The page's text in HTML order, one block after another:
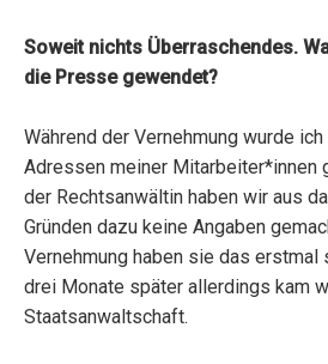
Soweit nichts Überraschendes.
die Presse gewendet?
Während der Vernehmung wurde ich
Adressen meiner Mitarbeiter*innen
der Rechtsanwältin haben wir aus
Gründen dazu keine Angaben
Vernehmung haben sie das
drei Monate später allerdings kam
Staatsanwaltschaft.